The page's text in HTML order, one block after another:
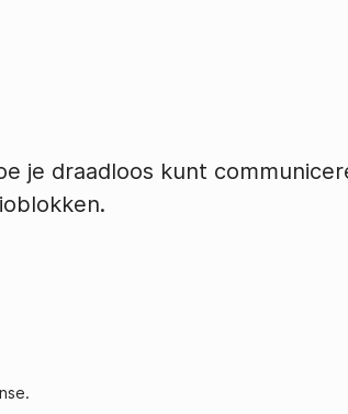
je draadloos kunt